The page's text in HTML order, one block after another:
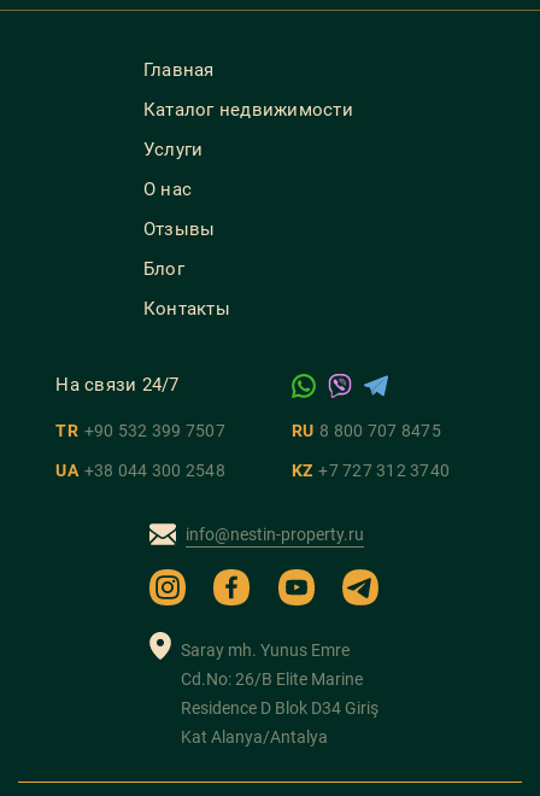
Главная
Каталог недвижимости
Услуги
О нас
Отзывы
Блог
Контакты
На связи 24/7
TR +90 532 399 7507 RU 8 800 707 8475
UA +38 044 300 2548 KZ +7 727 312 3740
info@nestin-property.ru
Saray mh. Yunus Emre
Cd.No: 26/B Elite Marine
Residence D Blok D34 Giriş
Kat Alanya/Antalya